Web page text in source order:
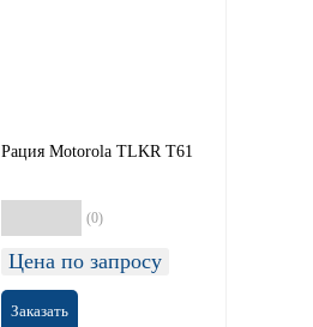
Рация Motorola TLKR T61
(0)
Цена по запросу
Заказать